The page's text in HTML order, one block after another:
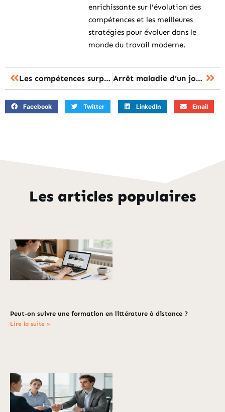
enrichissante sur l'évolution des
compétences et les meilleures
stratégies pour évoluer dans le
monde du travail moderne.
Les compétences surprenantes qui séduisent les employeurs en 2024 Arrêt maladie d’un jour : formation sur droits et obligations essentielles
Facebook Twitter LinkedIn Email
Les articles populaires
Peut-on suivre une formation en littérature à distance ?
Lire la suite »